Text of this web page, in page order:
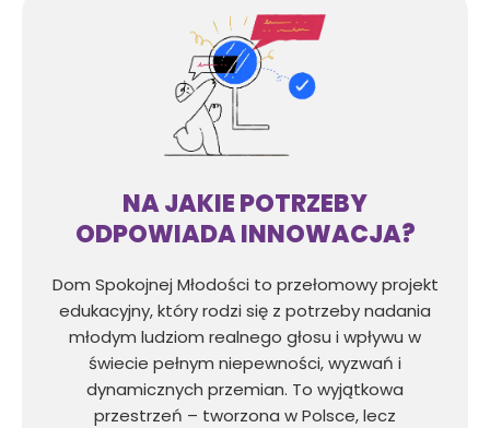
NA JAKIE POTRZEBY
ODPOWIADA INNOWACJA?
Dom Spokojnej Młodości to przełomowy projekt
edukacyjny, który rodzi się z potrzeby nadania
młodym ludziom realnego głosu i wpływu w
świecie pełnym niepewności, wyzwań i
dynamicznych przemian. To wyjątkowa
przestrzeń – tworzona w Polsce, lecz